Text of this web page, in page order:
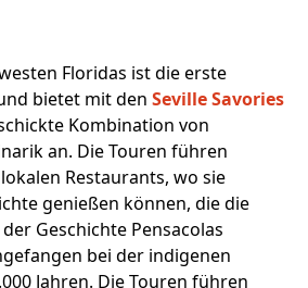
Floridas ist die erste
bietet mit den Seville Savories
Kombination von
an. Die Touren führen
Restaurants, wo sie
genießen können, die die
Geschichte Pensacolas
bei der indigenen
Jahren. Die Touren führen